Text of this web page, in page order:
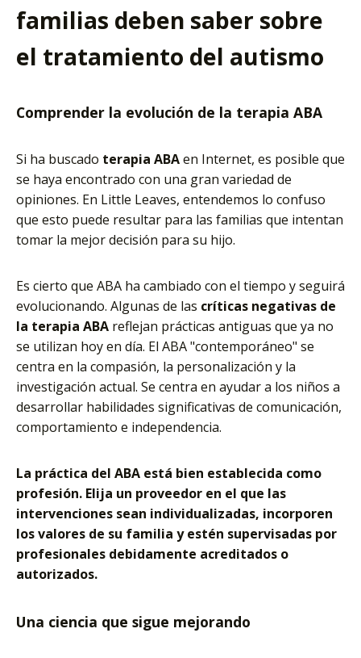
familias deben saber sobre
el tratamiento del autismo
Comprender la evolución de la terapia ABA
Si ha buscado terapia ABAen Internet, es posible que
se haya encontrado con una gran variedad de
opiniones. En Little Leaves, entendemos lo confuso
que esto puede resultar para las familias que intentan
tomar la mejor decisión para su hijo.
Es cierto que ABA ha cambiado con el tiempo y seguirá
evolucionando. Algunas de las críticas negativas de
la terapia ABA reflejan prácticas antiguas que ya no
se utilizan hoy en día. El ABA "contemporáneo" se
centra en la compasión, la personalización y la
investigación actual. Se centra en ayudar a los niños a
desarrollar habilidades significativas de comunicación,
comportamiento e independencia.
La práctica del ABA está bien establecida como
profesión. Elija un proveedor en el que las
intervenciones sean individualizadas, incorporen
los valores de su familia y estén supervisadas por
profesionales debidamente acreditados o
autorizados.
Una ciencia que sigue mejorando